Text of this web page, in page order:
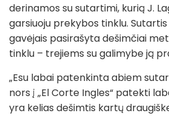
derinamos su sutartimi, kurią J.
garsiuoju prekybos tinklu.
gavėjais pasirašyta dešimčiai
tinklu – trejiems su galimybe ją
„Esu labai patenkinta abiem
nors į „El Corte Ingles“ patekti
yra kelias dešimtis kartų